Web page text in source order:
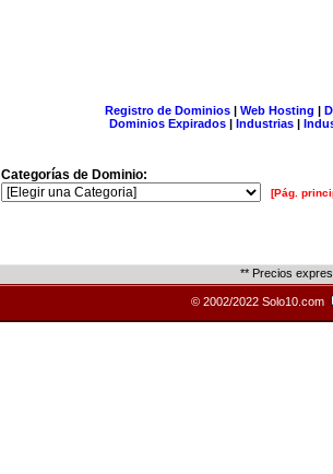
Registro de Dominios| Web Hosting |
Dominios Expirados | Industrias |
Categorías de Dominio:
[Pág.
** Precios
© 2002/2022 Solo10.com